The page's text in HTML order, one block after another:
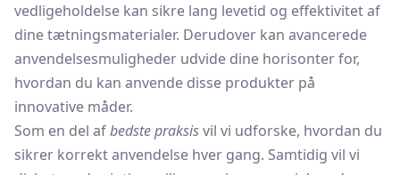
vedligeholdelse kan sikre lang levetid og effektivitet af
dine tætningsmaterialer. Derudover kan avancerede
anvendelsesmuligheder udvide dine horisonter for,
hvordan du kan anvende disse produkter på
innovative måder.
Som en del afbedste praksisvil vi udforske, hvordan du
sikrer korrekt anvendelse hver gang. Samtidig vil vi